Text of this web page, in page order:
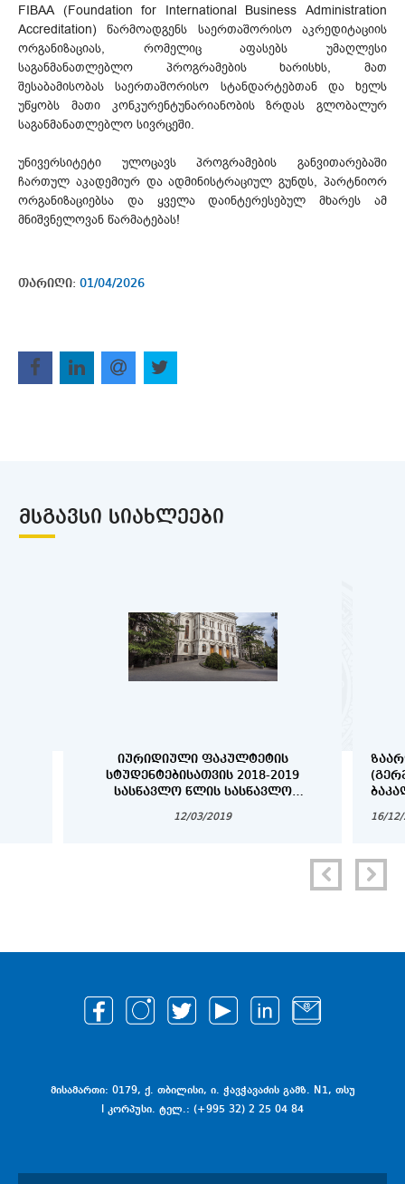
FIBAA (Foundation for International Business Administration
Accreditation) წარმოადგენს საერთაშორისო აკრედიტაციის
ორგანიზაციას, რომელიც აფასებს უმაღლესი
საგანმანათლებლო პროგრამების ხარისხს, მათ
შესაბამისობას საერთაშორისო სტანდარტებთან და ხელს
უწყობს მათი კონკურენტუნარიანობის ზრდას გლობალურ
საგანმანათლებლო სივრცეში.
უნივერსიტეტი ულოცავს პროგრამების განვითარებაში
ჩართულ აკადემიურ და ადმინისტრაციულ გუნდს, პარტნიორ
ორგანიზაციებსა და ყველა დაინტერესებულ მხარეს ამ
მნიშვნელოვან წარმატებას!
თარიღი: 01/04/2026
ᲛᲡᲒᲐᲕᲡᲘ ᲡᲘᲐᲮᲚᲔᲔᲑᲘ
ᲘᲣᲠᲘᲓᲘᲣᲚᲘ ᲤᲐᲙᲣᲚᲢᲔᲢᲘᲡ
ᲡᲢᲣᲓᲔᲜᲢᲔᲑᲘᲡᲐᲗᲕᲘᲡ 2018-2019
ᲡᲐᲡᲬᲐᲕᲚᲝ ᲬᲚᲘᲡ ᲡᲐᲡᲬᲐᲕᲚᲝ
12/03/2019 16/
მისამართი: 0179, ქ. თბილისი, ი. ჭავჭავაძის გამზ. N1, თსუ
I კორპუსი. ტელ.: (+995 32) 2 25 04 84